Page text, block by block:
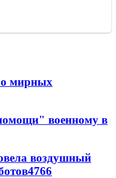
о мирных
военному в
воздушный
4766